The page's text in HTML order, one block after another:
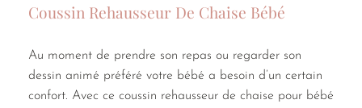
Coussin Rehausseur De Chaise Bébé
Au moment de prendre son repas ou regarder son
dessin animé préféré votre bébé a besoin d’un certain
confort. Avec ce coussin rehausseur de chaise pour bébé